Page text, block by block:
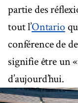
partie des
tout l’Ontario
conférence de
signifie être un
d’aujourd’hui.